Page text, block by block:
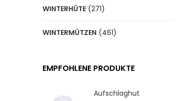
WINTERHÜTE (271)
WINTERMÜTZEN (461)
EMPFOHLENE PRODUKTE
Aufschlaghut